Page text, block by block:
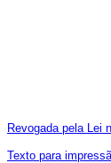
Revogada pela Lei
Texto para